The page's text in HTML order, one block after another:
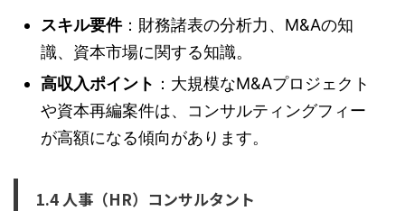
スキル要件：財務諸表の分析力、M&Aの知
識、資本市場に関する知識。
高収入ポイント ：大規模なM&Aプロジェクト
や資本再編案件は、コンサルティングフィー
が高額になる傾向があります。
1.4 人事（HR）コンサルタント